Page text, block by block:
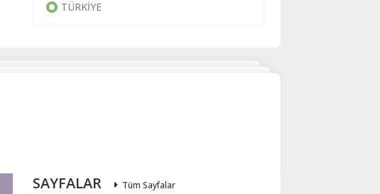
TÜRKİYE
SAYFALAR Tüm Sayfalar